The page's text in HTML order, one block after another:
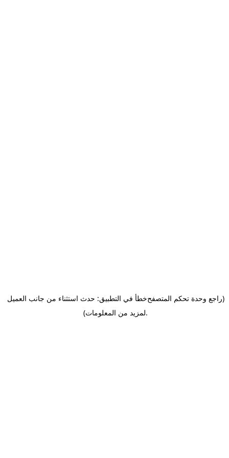
خطأ في التطبيق: حدث استثناء من جانب العميل(راجع وحدة تحكم المتصفح
لمزيد من المعلومات).